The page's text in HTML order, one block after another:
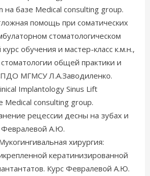
на базе Medical consulting group.
помощь при соматических
стоматологическом
обучения и мастер-класс к.м.н.,
общей практики и
МГМСУ Л.А.Заводиленко.
Implantology Sinus Lift
Medical consulting group.
рецессии десны на зубах и
Февралевой А.Ю.
хирургия:
кератинизированной
Курс Февралевой А.Ю.